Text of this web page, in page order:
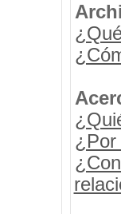
¿Por